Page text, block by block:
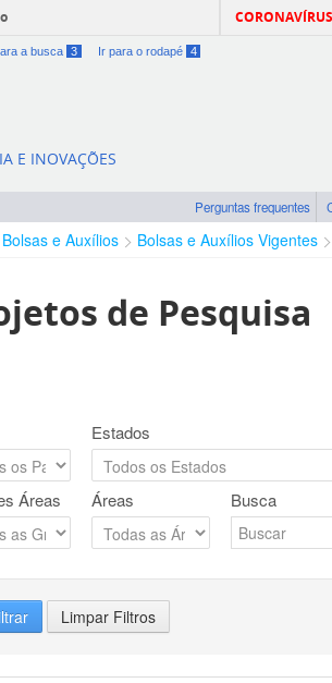
a busca 3 Ir para o rodapé 4
E INOVAÇÕES
Perguntas frequentes
Bolsas e Auxílios Bolsas e Auxílios Vigentes
de Pesquisa
Estados
Áreas Áreas Busca
Limpar Filtros